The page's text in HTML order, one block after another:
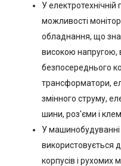
У електротехнічній
можливості
обладнання, що
високою напругою,
безпосереднього
трансформатори,
змінного струму,
шини, роз'єми і
У
використовується
корпусів і рухомих